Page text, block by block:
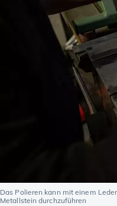
Das Polieren kann mit einem
Metallstein durchzuführen